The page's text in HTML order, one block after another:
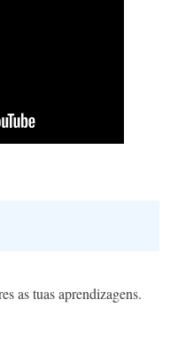
as tuas aprendizagens.